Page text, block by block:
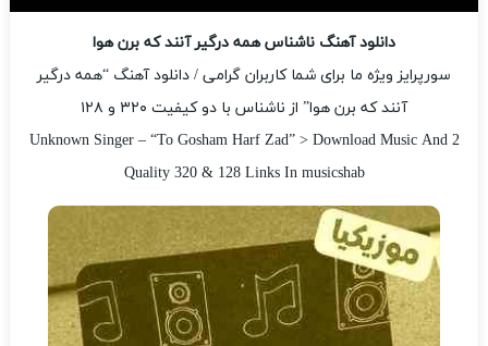
دانلود آهنگ ناشناس همه درگیر آنند که برن هوا
سورپرایز ویژه ما برای شما کاربران گرامی / دانلود آهنگ “همه درگیر
آنند که برن هوا” از ناشناس با دو کیفیت ۳۲۰ و ۱۲۸
Unknown Singer – “To Gosham Harf Zad” > Download Music And 2
Quality 320 & 128 Links In musicshab